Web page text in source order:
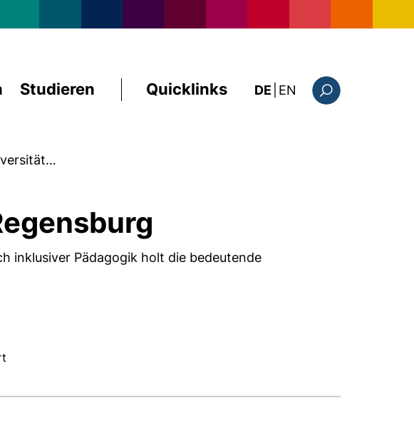
Studieren Quicklinks DE EN : the current page
inklusiver Pädagogik holt die bedeutende